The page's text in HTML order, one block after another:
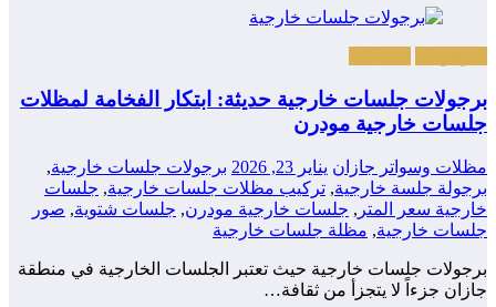
برجولات جلسات خارجية حديثة: ابتكار الفخامة لمظلات
جلسات خارجية مودرن
مظلات وسواتر جازان يناير 23, 2026 برجولات جلسات خارجية,
برجولة جلسة خارجية, تركيب مظلات جلسات خارجية, جلسات
خارجية سعر المتر , جلسات خارجية مودرن, جلسات شتوية, صور
جلسات خارجية, مظلة جلسات خارجية
برجولات جلسات خارجية حيث تعتبر الجلسات الخارجية في منطقة
جازان جزءاً لا يتجزأ من ثقافة…